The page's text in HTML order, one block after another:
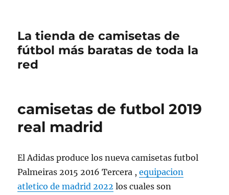
La tienda de camisetas de
fútbol más baratas de toda la
red
camisetas de futbol 2019
real madrid
El Adidas produce los nueva camisetas futbol
Palmeiras 2015 2016 Tercera ,equipacion
atletico de madrid 2022 los cuales son